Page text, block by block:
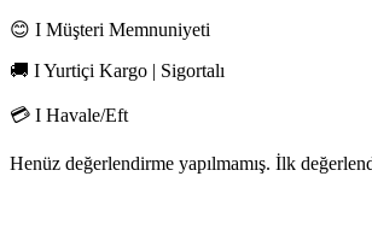
😊 I Müşteri Memnuniyeti
🚚 I Yurtiçi Kargo | Sigortalı
💳 I Havale/Eft
Henüz değerlendirme yapılmamış. İlk